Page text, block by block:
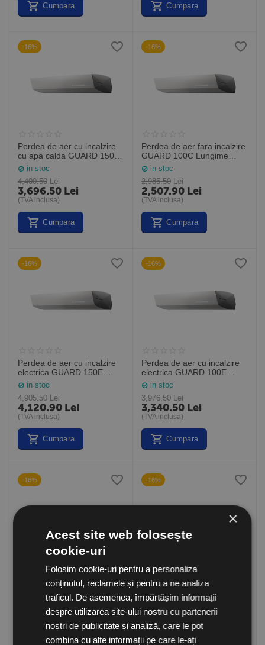
Cumpara Cumpara
-16%
Perdea de aer cu incalzire
cu apa calda GUARD 150W
Lungime 1,5M (Sonniger
Polonia)
in stoc
4,400.50 Lei
3,696.50 Lei
(TVA inclusa)
Cumpara
-16%
Perdea de aer fara incalzire
GUARD 100C Lungime
1,0M (Sonniger Polonia)
in stoc
2,985.50 Lei
2,507.90 Lei
(TVA inclusa)
Cumpara
-16%
Perdea de aer cu incalzire
electrica GUARD 150E
Lungime 1,5M (Sonniger
Polonia)
in stoc
4,905.50 Lei
4,120.90 Lei
(TVA inclusa)
Cumpara
-16%
Perdea de aer cu incalzire
electrica GUARD 100E
Lungime 1,0M (Sonniger
Polonia)
in stoc
3,976.50 Lei
3,340.50 Lei
(TVA inclusa)
Cumpara
-16%
Perdea de aer fara incalzire
GUARD 200C Lungime
2,0M (Sonniger Polonia)
in stoc
3,920.50 Lei
3,293.50Lei
(TVA inclusa)
-16%
Perdea de aer cu incalzire
electrica GUARD 200E
Lungime 2,0M (Sonniger
Polonia)
in stoc
5,846.50 Lei
4,911.50Lei
×
Acest site web folosește
cookie-uri
Folosim cookie-uri pentru a personaliza
conținutul, reclamele și pentru a ne analiza
traficul. De asemenea, împărtășim informații
despre utilizarea site-ului nostru cu partenerii
noștri de publicitate și analiză, care le pot
combina cu alte informații pe care le-ați